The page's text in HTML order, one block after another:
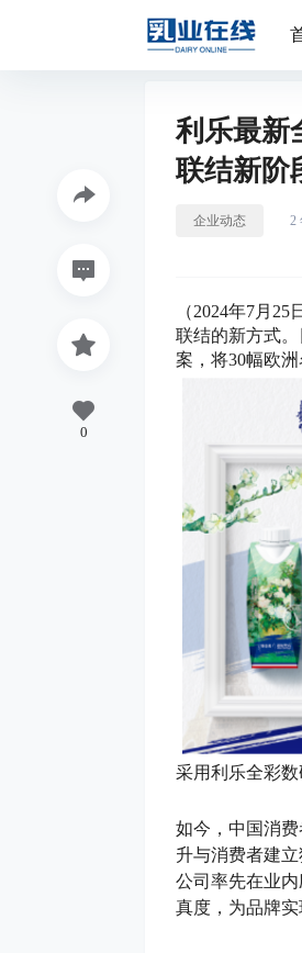
利乐最新
联结新阶
企业动态 2
（2024年7月
联结的新方式
案，将30幅欧
采用利乐全彩
如今，中国消
升与消费者建
公司率先在业
真度，为品牌实
0